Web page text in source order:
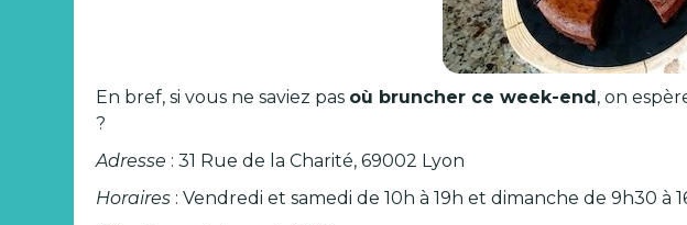
En bref, si vous ne saviez pas où bruncher ce week-end, on
?
Adresse : 31 Rue de la Charité, 69002 Lyon
Horaires : Vendredi et samedi de 10h à 19h et dimanche de 9h30 à